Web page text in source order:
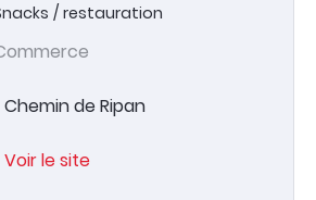
/ restauration
Chemin de Ripan
Voir le site